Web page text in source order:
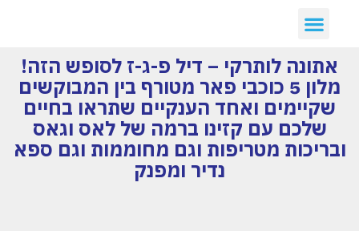
אתונה לותרקי – דיל פ-ג-ז לסופש הזה!
מלון 5 כוכבי פאר מטורף בין המבוקשים
שקיימים ואחד הענקיים שתראו בחיים
שלכם עם קזינו ברמה של לאס וגאס
ובריכות מטריפות וגם מחוממות וגם ספא
נדיר ומפנק